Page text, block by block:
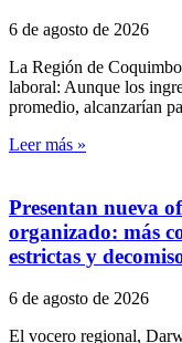
6 de agosto de 2026
La Región de
laboral: Aunque los
promedio, alcanzarían
Leer más »
Presentan nueva
organizado: más
estrictas y
6 de agosto de 2026
El vocero regional,